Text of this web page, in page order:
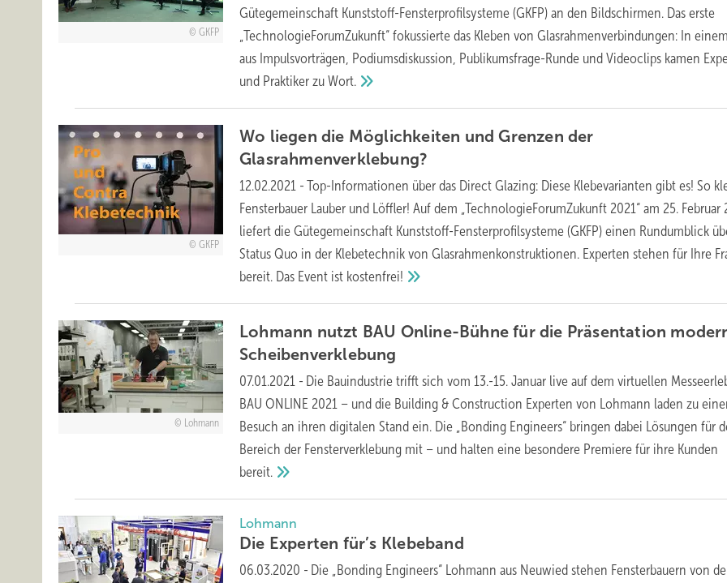
GKFP
Gütegemeinschaft Kunststoff-Fensterprofilsysteme (GKFP) an den Bildschirmen. Das erste
„TechnologieForumZukunft“ fokussierte das Kleben von Glasrahmenverbindungen: In
aus Impulsvorträgen, Podiumsdiskussion, Publikumsfrage-Runde und Videoclips kamen
und Praktiker zuWort.
GKFP
Wo liegen die Möglichkeiten und Grenzen der
Glasrahmenverklebung?
12.02.2021 - Top-Informationen über das Direct Glazing: Diese Klebevarianten gibt es! So
Fensterbauer Lauber und Löffler! Auf dem „TechnologieForumZukunft 2021“ am 25. Februar
liefert die Gütegemeinschaft Kunststoff-Fensterprofilsysteme (GKFP) einen Rundumblick
Status Quo in der Klebetechnik von Glasrahmenkonstruktionen. Experten stehen für Ihre
bereit. Das Event ist kostenfrei!
Lohmann
Lohmann nutzt BAU Online-Bühne für die Präsentation
Scheibenverklebung
07.01.2021 - Die Bauindustrie trifft sich vom 13.-15. Januar live auf dem virtuellen
BAU ONLINE 2021 – und die Building & Construction Experten von Lohmann laden zu
Besuch an ihren digitalen Stand ein. Die „Bonding Engineers“ bringen dabei Lösungen für
Bereich der Fensterverklebung mit – und halten eine besondere Premiere für ihre Kunden
bereit.
Lohmann
Die Experten für’s Klebeband
06.03.2020 - Die „Bonding Engineers“ Lohmann aus Neuwied stehen Fensterbauern von